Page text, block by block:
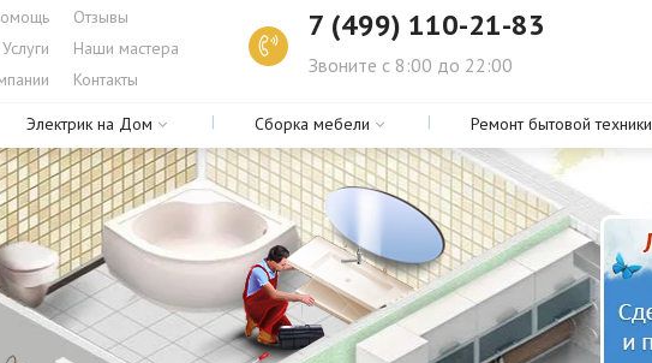
Отзывы
Наши мастера
Контакты
7 (499) 110-21-83
Звоните с 8:00 до 22:00
Электрик на Дом Сборка мебели Ремонт бытовой техники